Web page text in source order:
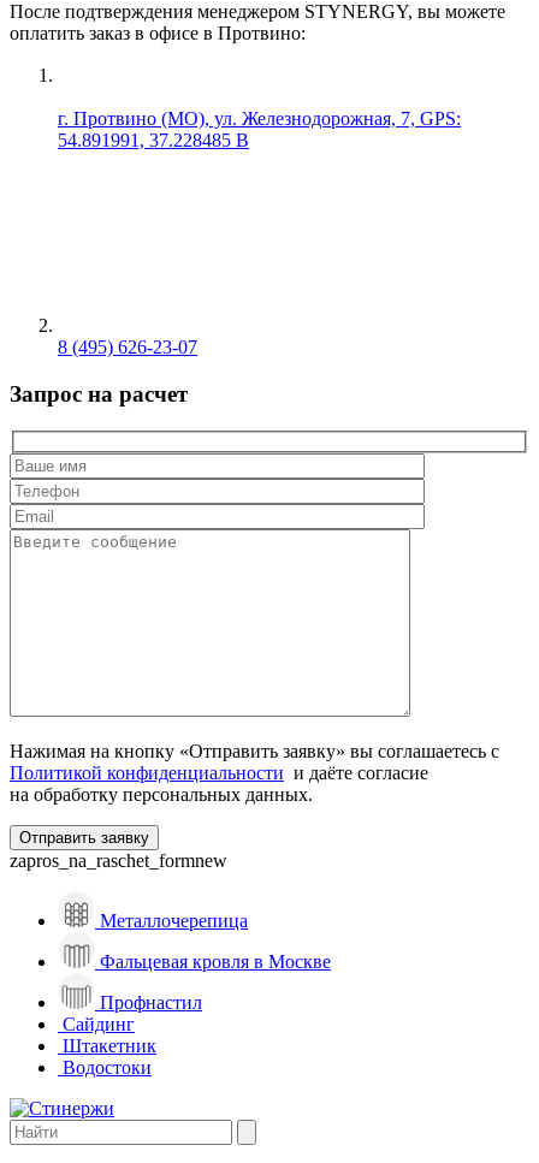
После подтверждения менеджером STYNERGY, вы можете
оплатить заказ в офисе в Протвино:
г. Протвино (МО), ул. Железнодорожная, 7, GPS:
54.891991, 37.228485 В
8 (495) 626-23-07
Запрос на расчет
Нажимая на кнопку «Отправить заявку» вы соглашаетесь с
Политикой конфиденциальности и даёте согласие
на обработку персональных данных.
zapros_na_raschet_formnew
Металлочерепица
Фальцевая кровля в Москве
Профнастил
Сайдинг
Штакетник
Водостоки